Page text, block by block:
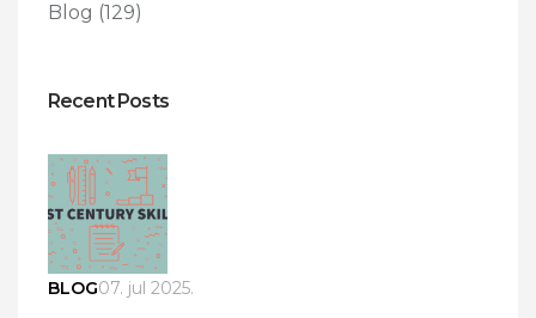
Blog (129)
Recent Posts
BLOG07. jul 2025.